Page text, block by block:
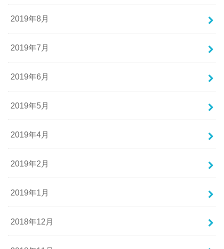
2019年8月
2019年7月
2019年6月
2019年5月
2019年4月
2019年2月
2019年1月
2018年12月